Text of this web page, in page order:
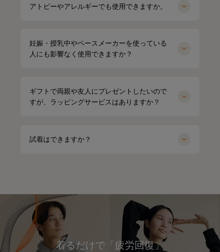
アトピーやアレルギーでも使用できますか。
妊娠・授乳中やペースメーカーを使っている
人にも影響なく使用できますか？
ギフトで両親や友人にプレゼントしたいので
すが、ラッピングサービスはありますか？
試着はできますか？
着るだけで「疲労回復」